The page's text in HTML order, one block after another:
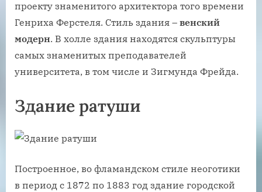
проекту знаменитого архитектора того времени
Генриха Ферстеля. Стиль здания – венский
модерн. В холле здания находятся скульптуры
самых знаменитых преподавателей
университета, в том числе и Зигмунда Фрейда.
Здание ратуши
Построенное, во фламандском стиле неоготики
в период с 1872 по 1883 год здание городской